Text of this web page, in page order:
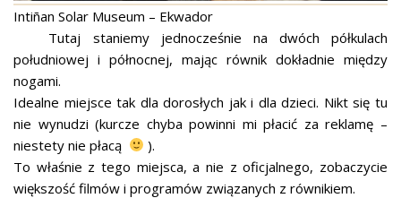
Intiñan Solar Museum – Ekwador
Tutaj staniemy jednocześnie na dwóch półkulach
południowej i północnej, mając równik dokładnie między
nogami.
Idealne miejsce tak dla dorosłych jak i dla dzieci. Nikt się tu
nie wynudzi (kurcze chyba powinni mi płacić za reklamę –
niestety nie płacą
).
To właśnie z tego miejsca, a nie z oficjalnego, zobaczycie
większość filmów i programów związanych z równikiem.